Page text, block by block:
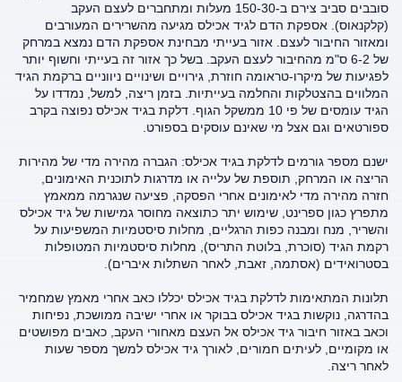
סובבים סביב צירם ב-150-30 מעלות ומתחברים לעצם העקב
(קלקנאוס). אספקת הדם לגיד אכילס מגיעה מהשרירים המעורבים
ומאזור החיבור לעצם. אזור בעייתי מבחינת אספקת הדם נמצא במרחק
של 6-2 ס"מ מהחיבור לעצם העקב. בשל כך אזור זה בעייתי וחשוף יותר
לפגיעות של מיקרו-טראומה חוזרת, גירויים ושינויים ניווניים ברקמת הגיד
המלווים בהצטלקות והחלמה בעייתיות. בזמן ריצה, למשל, נמדדו על
הגיד עומסים של פי 10 ממשקל הגוף. דלקת בגיד אכילס נפוצה בקרב
ספורטאים וגם אצל מי שאינם עוסקים בספורט.
ישנם מספר גורמים לדלקת בגיד אכילס: הגברה מהירה מדי של מהירות
הריצה או המרחק, תוספת של עלייה או מדרגות לתוכנית האימונים,
חזרה מהירה מדי לאימונים אחרי הפסקה, פציעה שנגרמה ממאמץ
מתפרץ כגון ספרינט, שימוש יתר כתוצאה מחוסר גמישות של גיד אכילס
והשריר, מנח ומבנה כפות הרגליים, מחלות סיסטמיות המשפיעות על
רקמת הגיד (סוכרת, בלוטת התריס), מחלות סיסטמיות המטופלות
בסטרואידים (אסתמה, זאבת, לאחר השתלות איברים).
תלונות המתאימות לדלקת בגיד אכילס יכללו כאב אחרי מאמץ שמחמיר
בהדרגה, נוקשות בגיד אכילס בבוקר או אחרי ישיבה ממושכת, נפיחות
וכאב באזור חיבור גיד אכילס אל העצם מאחורי העקב, כאבים מפושטים
או מקומיים, לעיתים חמורים, לאורך גיד אכילס למשך מספר שעות
לאחר ריצה.